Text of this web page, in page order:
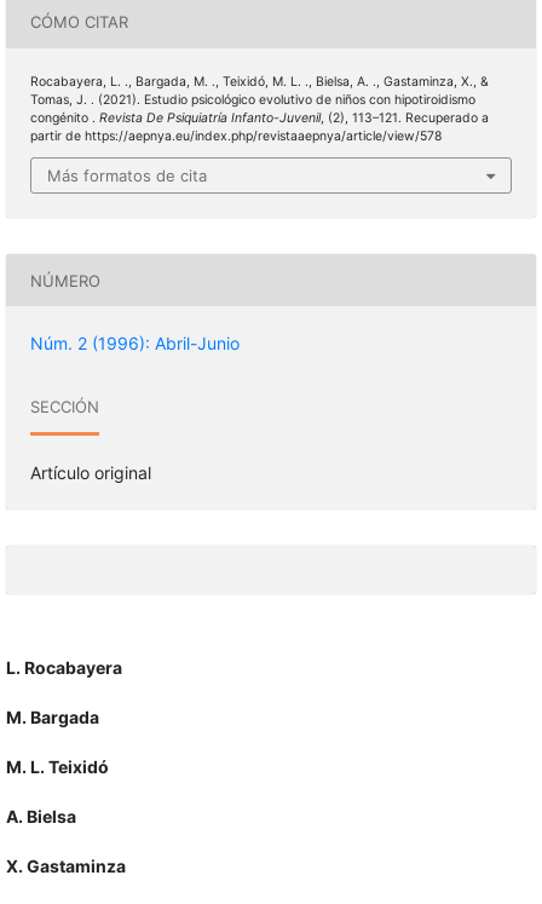
CÓMO CITAR
Rocabayera, L. ., Bargada, M. ., Teixidó, M. L. ., Bielsa, A. ., Gastaminza, X., &
Tomas, J. . (2021). Estudio psicológico evolutivo de niños con hipotiroidismo
congénito . Revista De Psiquiatría Infanto-Juvenil, (2), 113–121. Recuperado a
partir de https://aepnya.eu/index.php/revistaaepnya/article/view/578
Más formatos de cita
NÚMERO
Núm. 2 (1996): Abril-Junio
SECCIÓN
Artículo original
L. Rocabayera
M. Bargada
M. L. Teixidó
A. Bielsa
X. Gastaminza